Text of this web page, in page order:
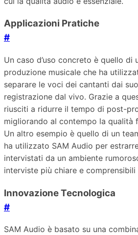
Applicazioni Pratiche
#
Un caso d’uso concreto è quello di
produzione musicale che ha
separare le voci dei cantanti dai
registrazione dal vivo. Grazie a
riusciti a ridurre il tempo di post-
migliorando al contempo la qualità
Un altro esempio è quello di un
ha utilizzato SAM Audio per
intervistati da un ambiente
interviste più chiare e
Innovazione Tecnologica
#
SAM Audio è basato su una